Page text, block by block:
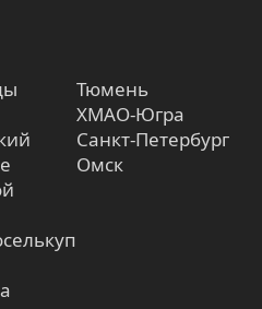
Тюмень
ХМАО-Югра
Санкт-Петербург
Омск